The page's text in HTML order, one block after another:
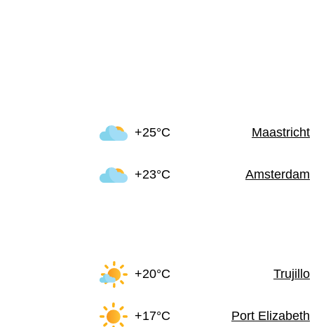
+25°C Maastricht
+23°C Amsterdam
+20°C Trujillo
+17°C Port Elizabeth